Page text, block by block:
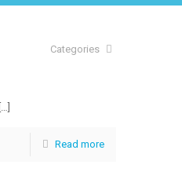
Categories
[…]
Read more